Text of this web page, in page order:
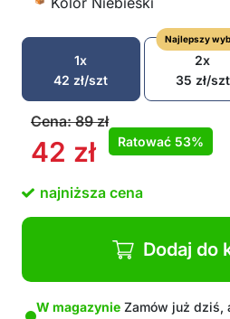
1x
42 zł/szt
Najlepszy
2x
35 zł/szt
Cena:89zł
42 zł Ratować 53%
najniższa cena
Dodaj do
W magazynie Zamów już dziś,